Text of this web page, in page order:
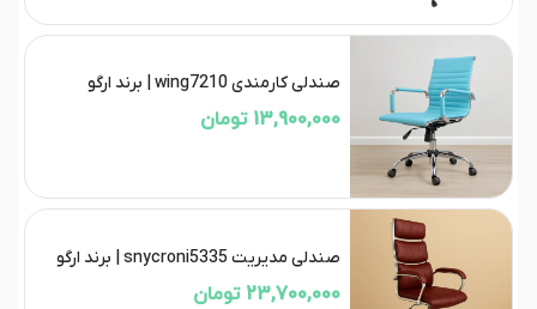
صندلی کارمندی wing7210 | برند ارگو
13,900,000 تومان
صندلی مدیریت snycroni5335 | برند ارگو
23,700,000 تومان